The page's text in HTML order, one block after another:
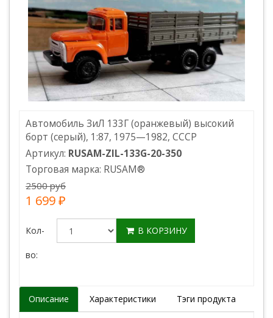
Автомобиль ЗиЛ 133Г (оранжевый) высокий
борт (серый), 1:87, 1975—1982, СССР
Артикул: RUSAM-ZIL-133G-20-350
Торговая марка: RUSAM®
2500 руб
1 699 ₽
Кол-
во:
В КОРЗИНУ
Описание Характеристики Тэги продукта